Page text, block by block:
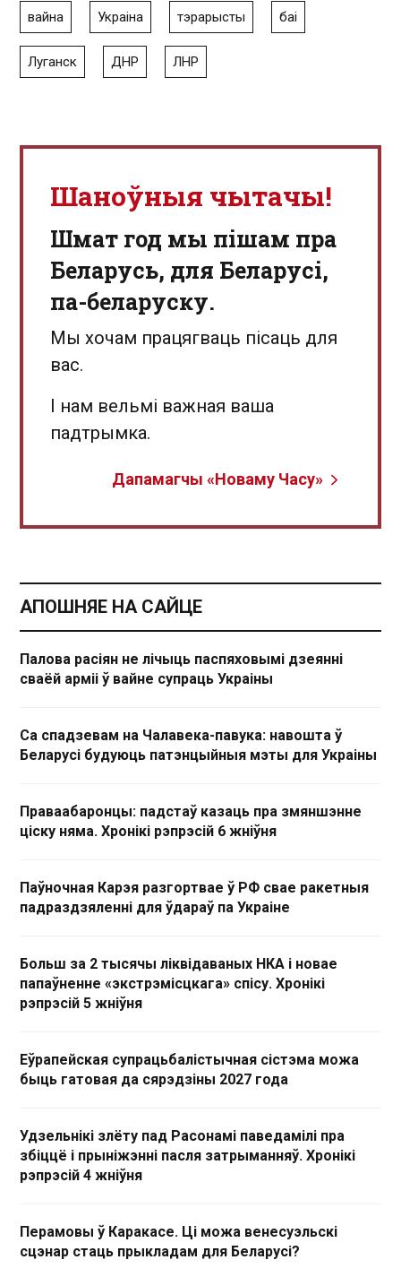
вайна Украіна тэрарысты баі
Луганск ДНР ЛНР
Шаноўныя чытачы!
Шмат год мы пішам пра
Беларусь, для Беларусі,
па-беларуску.
Мы хочам працягваць пісаць для
вас.
І нам вельмі важная ваша
падтрымка.
Дапамагчы «Новаму Часу»
АПОШНЯЕ НА САЙЦЕ
Палова расіян не лічыць паспяховымі дзеянні
сваёй арміі ў вайне супраць Украіны
Са спадзевам на Чалавека-павука: навошта ў
Беларусі будуюць патэнцыйныя мэты для Украіны
Праваабаронцы: падстаў казаць пра змяншэнне
ціску няма. Хронікі рэпрэсій 6 жніўня
Паўночная Карэя разгортвае ў РФ свае ракетныя
падраздзяленні для ўдараў па Украіне
Больш за 2 тысячы ліквідаваных НКА і новае
папаўненне «экстрэмісцкага» спісу. Хронікі
рэпрэсій 5 жніўня
Еўрапейская супрацьбалістычная сістэма можа
быць гатовая да сярэдзіны 2027 года
Удзельнікі злёту пад Расонамі паведамілі пра
збіццё і прыніжэнні пасля затрыманняў. Хронікі
рэпрэсій 4 жніўня
Перамовы ў Каракасе. Ці можа венесуэльскі
сцэнар стаць прыкладам для Беларусі?